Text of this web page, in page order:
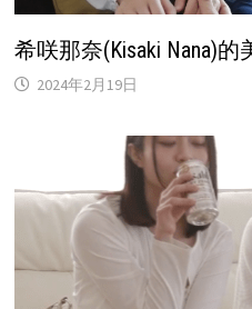
希咲那奈(Kisaki Nana)的
2024年2月19日